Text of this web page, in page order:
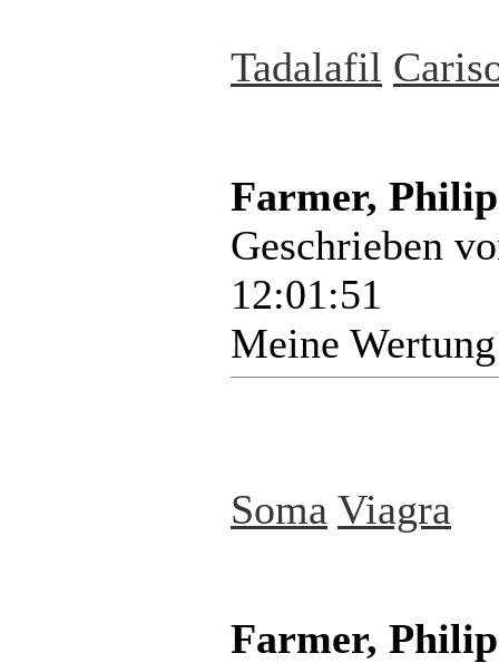
Tadalafil
Farmer,
Geschrieben
12:01:51
Meine
Soma Viagra
Farmer,